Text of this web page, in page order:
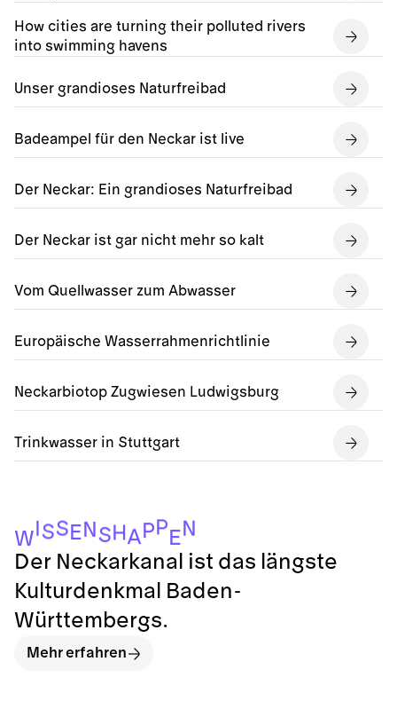
How cities are turning their polluted rivers
into swimming havens
Unser grandioses Naturfreibad
Badeampel für den Neckar ist live
Der Neckar: Ein grandioses Naturfreibad
Der Neckar ist gar nicht mehr so kalt
Vom Quellwasser zum Abwasser
Europäische Wasserrahmenrichtlinie
Neckarbiotop Zugwiesen Ludwigsburg
Trinkwasser in Stuttgart
WI SS E N S H A PPEN
Der Neckarkanal ist das längste
Kulturdenkmal Baden-
Württembergs.
Mehr erfahren